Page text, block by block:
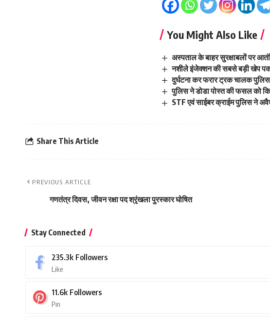
You Might Also Like
अस्पताल के बाहर सुरक्षाबलों पर
नशीले इंजेक्शन की सबसे बड़ी खेप
दुर्घटना कर फरार ट्रक चालक
पुलिस ने डोडा पोस्त की फसल को
STF एवं साईबर क्राईम पुलिस ने
Share This Article
PREVIOUS ARTICLE
गणतंत्र दिवस, जीवन रक्षा पद श्रृंखला पुरस्कार घोषित
Stay Connected
235.3k Followers
Like
11.6k Followers
Pin